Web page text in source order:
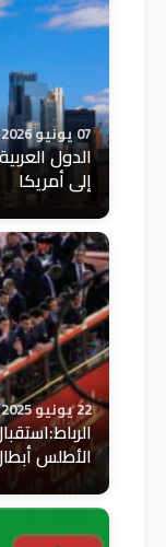
07 يونيو 2026
الدول
إلى أمريكا
22 يونيو 2025
الأطلس أبطال